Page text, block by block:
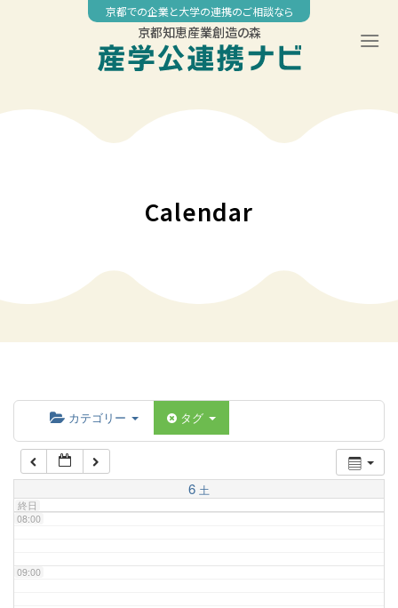
京都での企業と大学の連携のご相談なら
京都知恵産業創造の森
Calendar
カテゴリー タグ
6 土
終日
04:00
07:00
08:00
09:00